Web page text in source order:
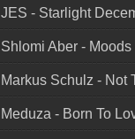
JES - Starlight
Shlomi Aber -
Markus Schulz - Not
Meduza - Born To